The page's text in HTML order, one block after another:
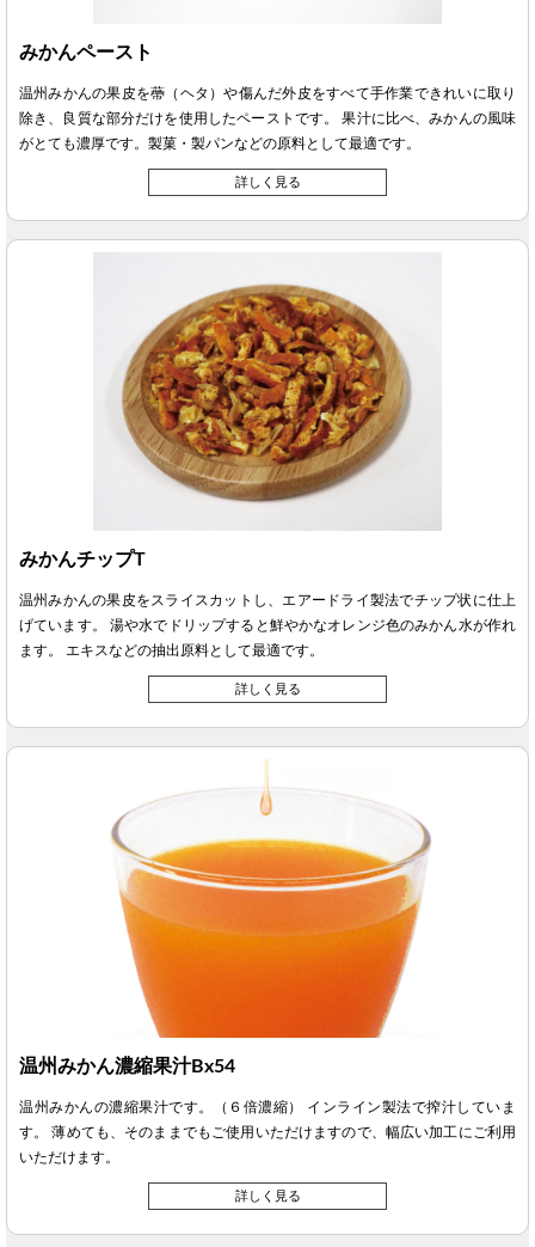
みかんペースト
温州みかんの果皮を蔕（ヘタ）や傷んだ外皮をすべて手作業できれいに取り
除き、良質な部分だけを使用したペーストです。 果汁に比べ、みかんの風味
がとても濃厚です。製菓・製パンなどの原料として最適です。
詳しく見る
みかんチップT
温州みかんの果皮をスライスカットし、エアードライ製法でチップ状に仕上
げています。 湯や水でドリップすると鮮やかなオレンジ色のみかん水が作れ
ます。 エキスなどの抽出原料として最適です。
詳しく見る
温州みかん濃縮果汁Bx54
温州みかんの濃縮果汁です。（６倍濃縮） インライン製法で搾汁していま
す。 薄めても、そのままでもご使用いただけますので、幅広い加工にご利用
いただけます。
詳しく見る